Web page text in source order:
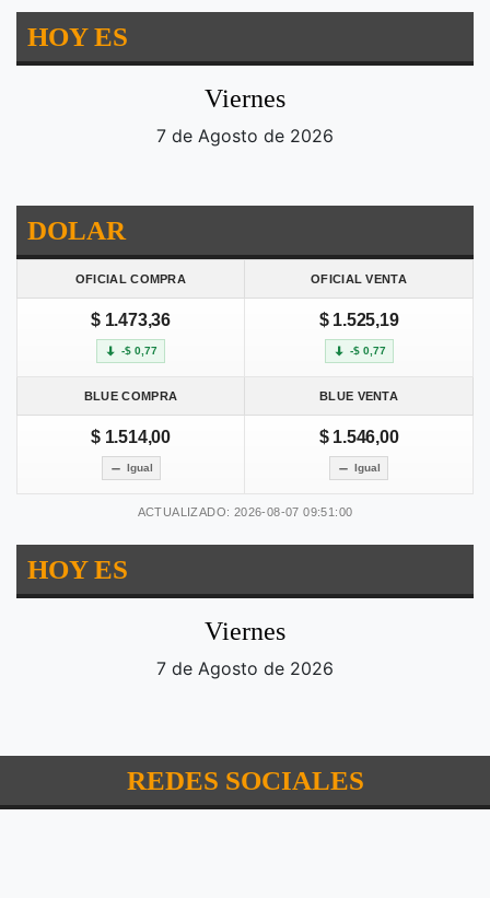
HOY ES
Viernes
7 de Agosto de 2026
DOLAR
OFICIAL COMPRA OFICIAL VENTA
$ 1.473,36
-$ 0,77
$ 1.525,19
-$ 0,77
BLUE COMPRA BLUE VENTA
$ 1.514,00
Igual
$ 1.546,00
Igual
ACTUALIZADO: 2026-08-07 09:51:00
HOY ES
Viernes
7 de Agosto de 2026
REDES SOCIALES